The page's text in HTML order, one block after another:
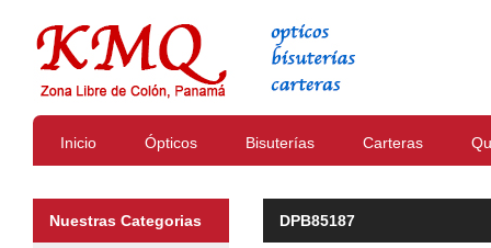
Inicio Ópticos Bisuterías Carteras
Nuestras Categorias DPB85187